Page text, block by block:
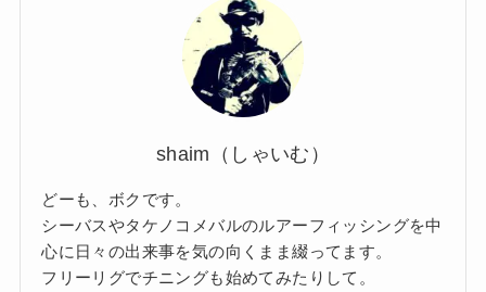
shaim（しゃいむ）
どーも、ボクです。
シーバスやタケノコメバルのルアーフィッシングを中
心に日々の出来事を気の向くまま綴ってます。
フリーリグでチニングも始めてみたりして。